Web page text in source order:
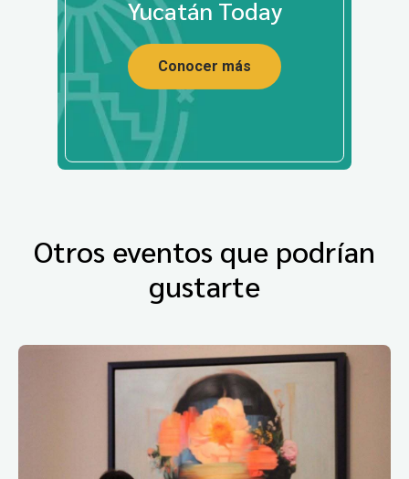
Yucatán Today
Conocer más
Otros eventos que podrían
gustarte